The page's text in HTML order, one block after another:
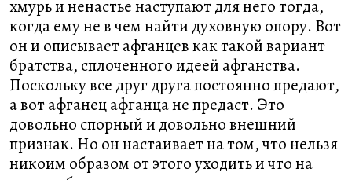
хмурь и ненастье наступают для него тогда,
когда ему не в чем найти духовную опору. Вот
он и описывает афганцев как такой вариант
братства, сплоченного идеей афганства.
Поскольку все друг друга постоянно предают,
а вот афганец афганца не предаст. Это
довольно спорный и довольно внешний
признак. Но он настаивает на том, что нельзя
никоим образом от этого уходить и что на